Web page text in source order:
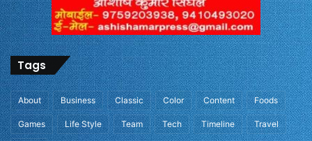
Tags
About Business Classic Color Content Foods
Games Life Style Team Tech Timeline Travel